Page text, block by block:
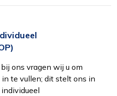
ons vragen wij u om
te vullen; dit stelt ons in